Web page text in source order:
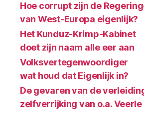
Hoe corrupt zijn de
van West-Europa eigenlijk?
Het Kunduz-Krimp-Kabinet
doet zijn naam alle eer aan
Volksvertegenwoordiger
wat houd dat Eigenlijk in?
De gevaren van de
zelfverrijking van o.a.